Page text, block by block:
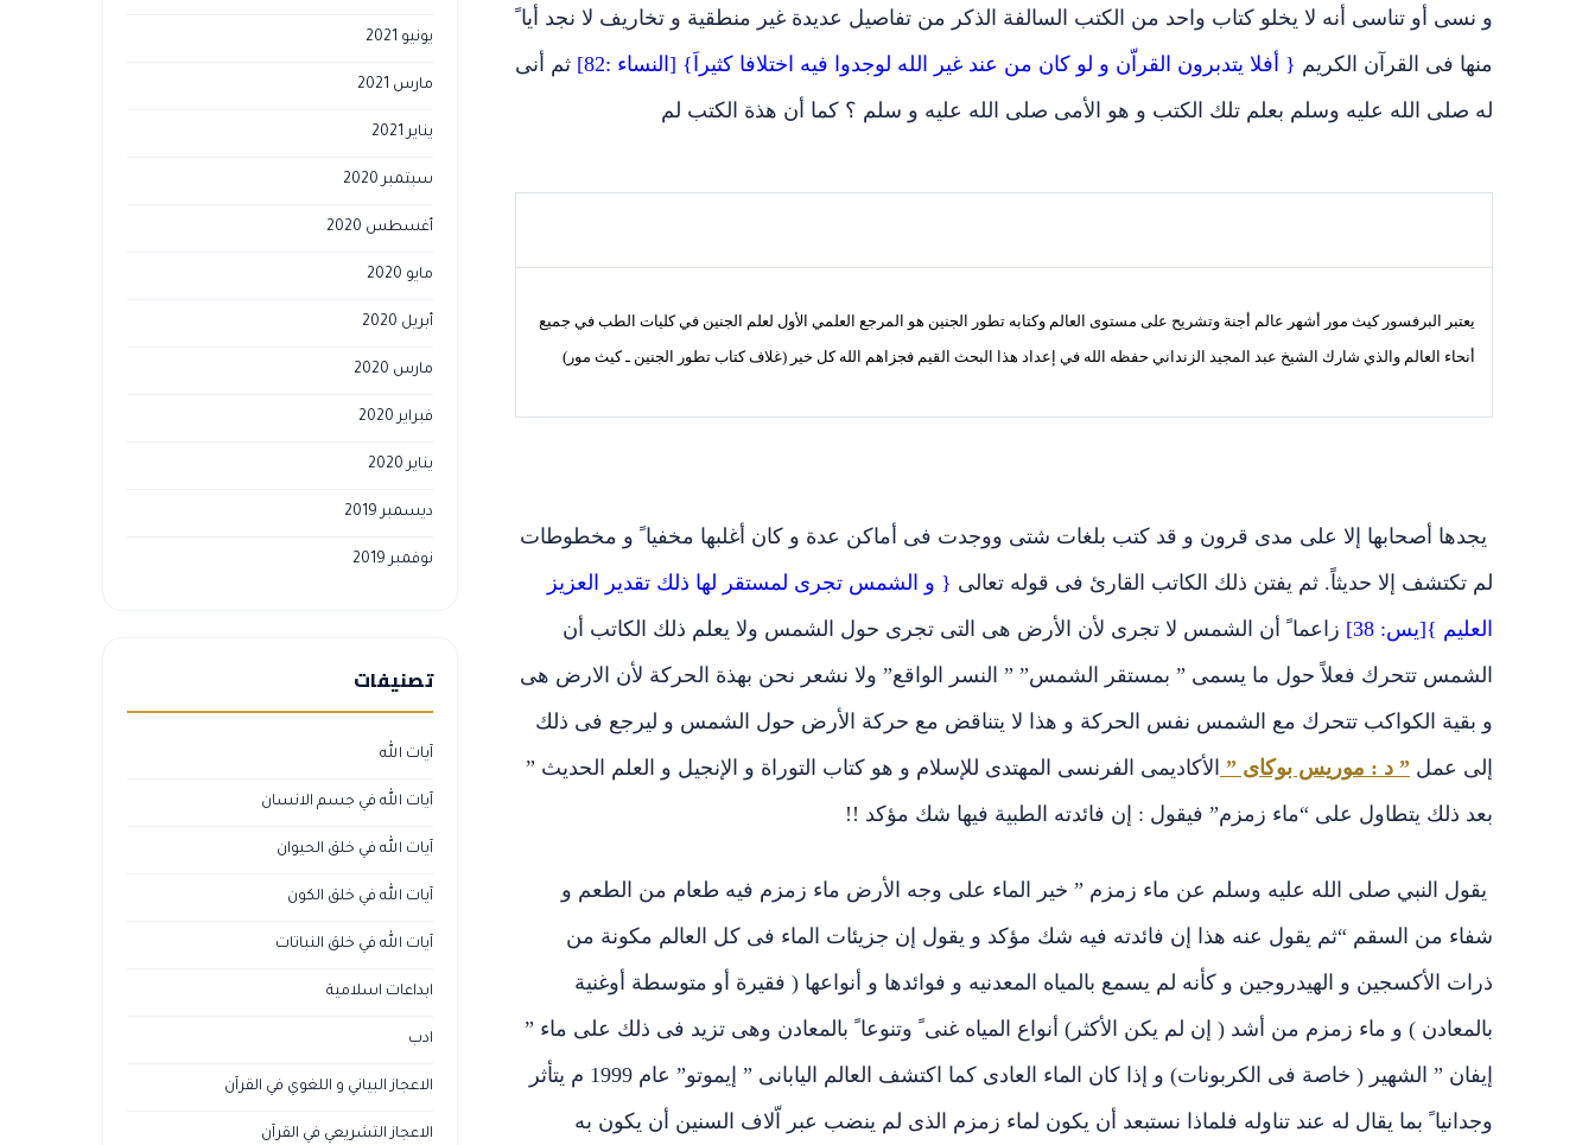
و نسى أو تناسى أنه لا يخلو كتاب واحد من الكتب السالفة الذكر من تفاصيل عديدة غير منطقية و تخاريف لا نجد أيا ً
منها فى القرآن الكريم { أفلا يتدبرون القراّن و لو كان من عند غير الله لوجدوا فيه اختلافا كثيراَ} [النساء :82]
ثم أنى
له صلى الله عليه وسلم بعلم تلك الكتب و هو الأمى صلى الله عليه و سلم ؟ كما أن هذة الكتب لم
يعتبر البرفسور كيث مور أشهر عالم أجنة وتشريح على مستوى العالم وكتابه تطور الجنين هو المرجع العلمي الأول لعلم الجنين في كليات الطب في جميع
أنحاء العالم والذي شارك الشيخ عبد المجيد الزنداني حفظه الله في إعداد هذا البحث القيم فجزاهم الله كل خير (غلاف كتاب تطور الجنين ـ كيث مور)
يجدها أصحابها إلا على مدى قرون و قد كتب بلغات شتى ووجدت فى أماكن عدة و كان أغلبها مخفيا ً و مخطوطات
لم تكتشف إلا حديثاً. ثم يفتن ذلك الكاتب القارئ فى قوله تعالى { و الشمس تجرى لمستقر لها ذلك تقدير العزيز
العليم }[يس: 38]
زاعما ً أن الشمس لا تجرى لأن الأرض هى التى تجرى حول الشمس ولا يعلم ذلك الكاتب أن
الشمس تتحرك فعلاً حول ما يسمى ” بمستقر الشمس” ” النسر الواقع” ولا نشعر نحن بهذة الحركة لأن الارض هى
و بقية الكواكب تتحرك مع الشمس نفس الحركة و هذا لا يتناقض مع حركة الأرض حول الشمس و ليرجع فى ذلك
إلى عمل ” د : موريس بوكاى ” الأكاديمى الفرنسى المهتدى للإسلام و هو كتاب التوراة و الإنجيل و العلم الحديث ”
بعد ذلك يتطاول على “ماء زمزم” فيقول : إن فائدته الطبية فيها شك مؤكد !!
يقول النبي صلى الله عليه وسلم عن ماء زمزم ” خير الماء على وجه الأرض ماء زمزم فيه طعام من الطعم و
شفاء من السقم “ثم يقول عنه هذا إن فائدته فيه شك مؤكد و يقول إن جزيئات الماء فى كل العالم مكونة من
ذرات الأكسجين و الهيدروجين و كأنه لم يسمع بالمياه المعدنيه و فوائدها و أنواعها ( فقيرة أو متوسطة أوغنية
بالمعادن ) و ماء زمزم من أشد ( إن لم يكن الأكثر) أنواع المياه غنى ً وتنوعا ً بالمعادن وهى تزيد فى ذلك على ماء ”
إيفان ” الشهير ( خاصة فى الكربونات) و إذا كان الماء العادى كما اكتشف العالم اليابانى ” إيموتو” عام 1999 م يتأثر
وجدانيا ً بما يقال له عند تناوله فلماذا نستبعد أن يكون لماء زمزم الذى لم ينضب عبر اّلاف السنين أن يكون به
يونيو 2021
مارس 2021
يناير 2021
سبتمبر 2020
أغسطس 2020
مايو 2020
أبريل 2020
مارس 2020
فبراير 2020
يناير 2020
ديسمبر 2019
نوفمبر 2019
تصنيفات
آيات الله
آيات الله في جسم الانسان
آيات الله في خلق الحيوان
آيات الله في خلق الكون
آيات الله في خلق النباتات
ابداعات اسلامية
ادب
الاعجاز البياني و اللغوي في القرآن
الاعجاز التشريعي في القرآن